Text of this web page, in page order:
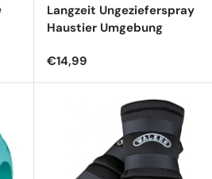
Langzeit Ungezieferspray
Haustier Umgebung
Normaler Preis
€14,99